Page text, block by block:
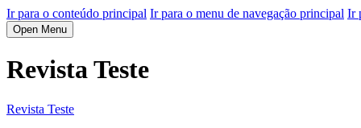
Ir para o conteúdo principal Ir para o menu de navegação principal Ir
Open Menu
Revista Teste
Revista Teste